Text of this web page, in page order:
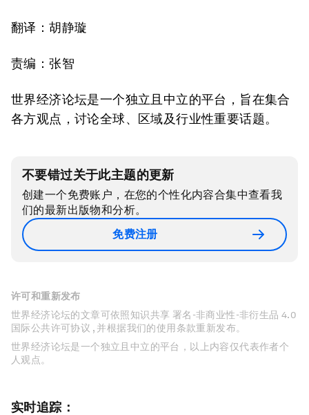
翻译：胡静璇
责编：张智
世界经济论坛是一个独立且中立的平台，旨在集合
各方观点，讨论全球、区域及行业性重要话题。
不要错过关于此主题的更新
创建一个免费账户，在您的个性化内容合集中查看我
们的最新出版物和分析。
免费注册
许可和重新发布
世界经济论坛的文章可依照知识共享 署名-非商业性-非衍生品 4.0
国际公共许可协议 , 并根据我们的使用条款重新发布。
世界经济论坛是一个独立且中立的平台，以上内容仅代表作者个
人观点。
实时追踪：